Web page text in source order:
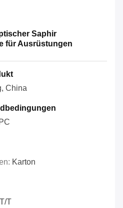
Saphir
für Ausrüstungen
China
Karton
T/T